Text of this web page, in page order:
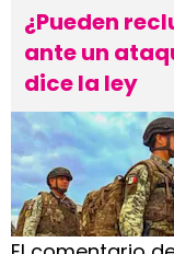
¿Pueden
ante un
dice la ley